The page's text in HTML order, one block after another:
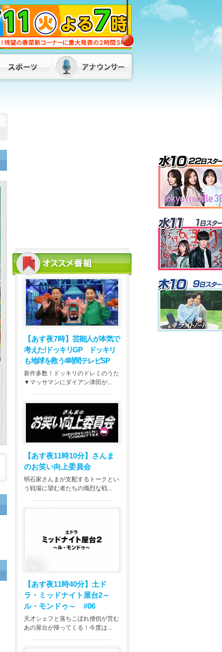
福岡県・福岡市・北九州市が「副首都」
指定目指し初の連絡会議 服部知事「県
内の市町村、経済界の皆さんとも力を合
わせて」 2026/08/07 17:50
松尾県議が自民県議団の会長を辞任 後
任は8月10日に選挙で決定へ 福岡県議
2026/08/07 17:00
か 全国10都府県で400万円超の被害
【あす夜7時】 芸能人が本気で
考えた!ドッキリGP ドッキリ
も地球を救う4時間テレビSP
新作多数！ドッキリのドレミのうた
▼マッサマンにダイアン津田が...
【あす夜11時10分】
さんま
のお笑い向上委員会
明石家さんまが支配するトークとい
う戦場に望む者たちの熾烈な戦...
【あす夜11時40分】 土ド
ラ・ミッドナイト屋台2～
ル・モンドゥ～ #06
天才シェフと落ちこぼれ僧侶が営む
あの屋台が帰ってくる！今度は...